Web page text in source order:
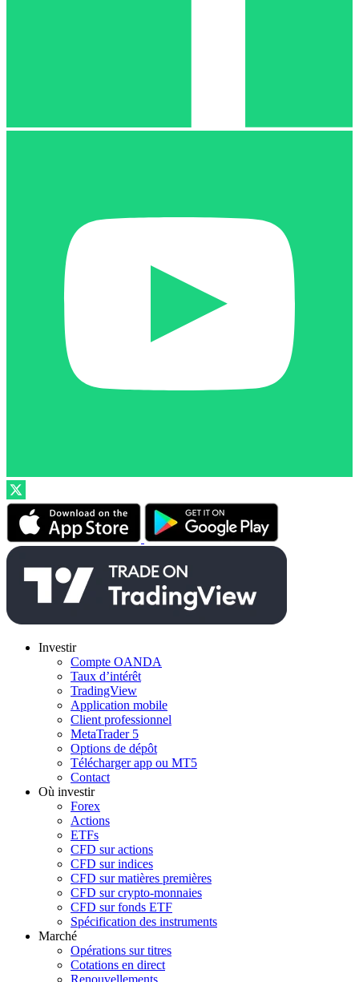
Investir
Compte OANDA
Taux d’intérêt
TradingView
Application mobile
Client professionnel
MetaTrader 5
Options de dépôt
Télécharger app ou MT5
Contact
Où investir
Forex
Actions
ETFs
CFD sur actions
CFD sur indices
CFD sur matières premières
CFD sur crypto-monnaies
CFD sur fonds ETF
Spécification des instruments
Marché
Opérations sur titres
Cotations en direct
Renouvellements